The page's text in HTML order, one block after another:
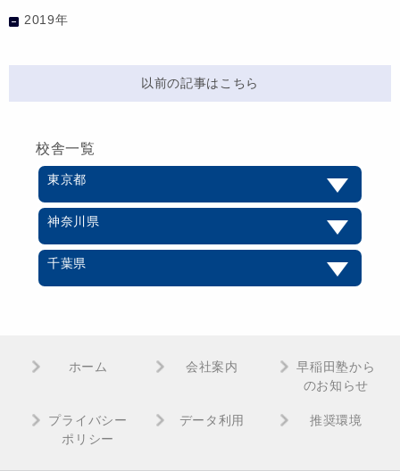
2019年
以前の記事はこちら
校舎一覧
東京都
神奈川県
千葉県
ホーム 会社案内
早稲田塾から
のお知らせ
プライバシー
ポリシー
データ利用 推奨環境